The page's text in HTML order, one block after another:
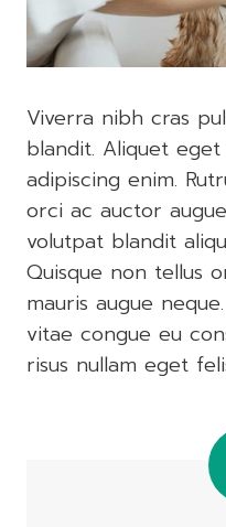
Viverra nibh cras
blandit. Aliquet
adipiscing enim.
orci ac auctor
volutpat blandit
Quisque non tellus
mauris augue
vitae congue eu
risus nullam eget